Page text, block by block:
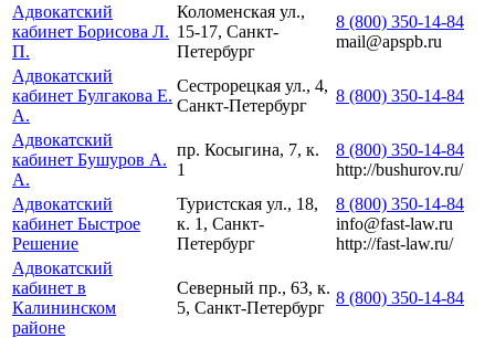
Адвокатский
кабинет Борисова Л.
П.
Коломенская ул.,
15-17, Санкт-
Петербург
8 (800) 350-14-84
mail@apspb.ru
Адвокатский
кабинет Булгакова Е.
А.
Сестрорецкая ул., 4,
Санкт-Петербург
8 (800) 350-14-84
Адвокатский
кабинет Бушуров А.
А.
пр. Косыгина, 7, к.
1
8 (800) 350-14-84
http://bushurov.ru/
Адвокатский
кабинет Быстрое
Решение
Туристская ул., 18,
к. 1, Санкт-
Петербург
8 (800) 350-14-84
info@fast-law.ru
http://fast-law.ru/
Адвокатский
кабинет в
Калининском
районе
Северный пр., 63, к.
5, Санкт-Петербург
8 (800) 350-14-84